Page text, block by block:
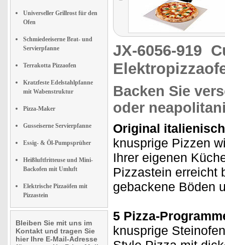
Universeller Grillrost für den
Ofen
Schmiedeeiserne Brat- und
Servierpfanne
Terrakotta Pizzaofen
Kratzfeste Edelstahlpfanne
mit Wabenstruktur
Pizza-Maker
Gusseiserne Servierpfanne
Essig- & Öl-Pumpsprüher
Heißluftfritteuse und Mini-
Backofen mit Umluft
Elektrische Pizzaöfen mit
Pizzastein
Bleiben Sie mit uns im
Kontakt und tragen Sie
hier Ihre E-Mail-Adresse
JX-6056-919
Backen Sie
oder
Original
knusprige Pizzen
Ihrer eigenen
Pizzastein erreicht
gebackene Böden
5 Pizza-
knusprige